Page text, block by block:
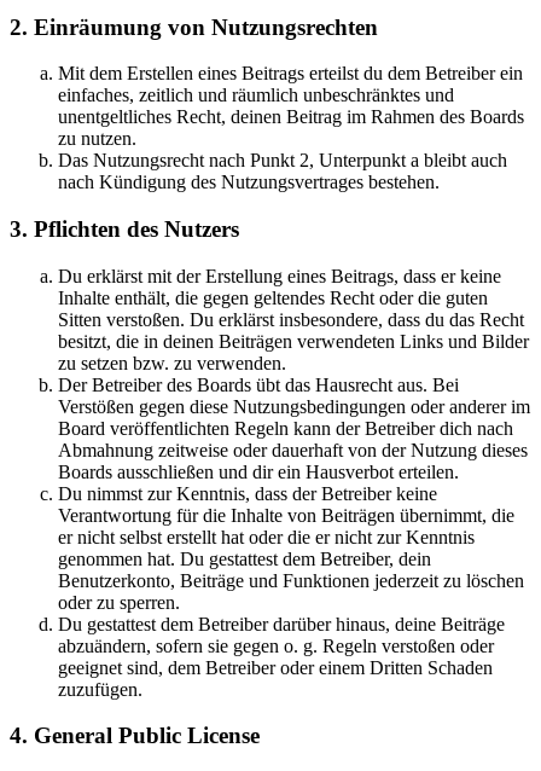
2. Einräumung von Nutzungsrechten
Mit dem Erstellen eines Beitrags erteilst du dem Betreiber ein
einfaches, zeitlich und räumlich unbeschränktes und
unentgeltliches Recht, deinen Beitrag im Rahmen des Boards
zu nutzen.
Das Nutzungsrecht nach Punkt 2, Unterpunkt a bleibt auch
nach Kündigung des Nutzungsvertrages bestehen.
3. Pflichten des Nutzers
Du erklärst mit der Erstellung eines Beitrags, dass er keine
Inhalte enthält, die gegen geltendes Recht oder die guten
Sitten verstoßen. Du erklärst insbesondere, dass du das Recht
besitzt, die in deinen Beiträgen verwendeten Links und Bilder
zu setzen bzw. zu verwenden.
Der Betreiber des Boards übt das Hausrecht aus. Bei
Verstößen gegen diese Nutzungsbedingungen oder anderer im
Board veröffentlichten Regeln kann der Betreiber dich nach
Abmahnung zeitweise oder dauerhaft von der Nutzung dieses
Boards ausschließen und dir ein Hausverbot erteilen.
Du nimmst zur Kenntnis, dass der Betreiber keine
Verantwortung für die Inhalte von Beiträgen übernimmt, die
er nicht selbst erstellt hat oder die er nicht zur Kenntnis
genommen hat. Du gestattest dem Betreiber, dein
Benutzerkonto, Beiträge und Funktionen jederzeit zu löschen
oder zu sperren.
Du gestattest dem Betreiber darüber hinaus, deine Beiträge
abzuändern, sofern sie gegen o. g. Regeln verstoßen oder
geeignet sind, dem Betreiber oder einem Dritten Schaden
zuzufügen.
4. General Public License